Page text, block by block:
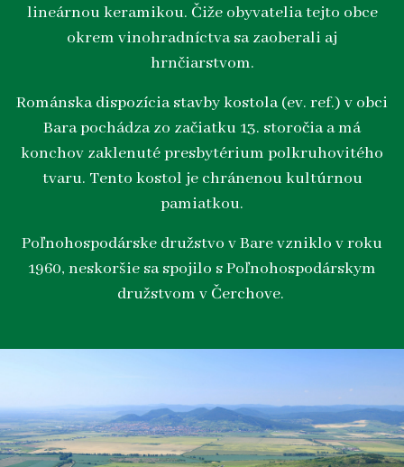
lineárnou keramikou. Čiže obyvatelia tejto obce
okrem vinohradníctva sa zaoberali aj
hrnčiarstvom.
Románska dispozícia stavby kostola (ev. ref.) v obci
Bara pochádza zo začiatku 13. storočia a má
konchov zaklenuté presbytérium polkruhovitého
tvaru. Tento kostol je chránenou kultúrnou
pamiatkou.
Poľnohospodárske družstvo v Bare vzniklo v roku
1960, neskoršie sa spojilo s Poľnohospodárskym
družstvom v Čerchove.